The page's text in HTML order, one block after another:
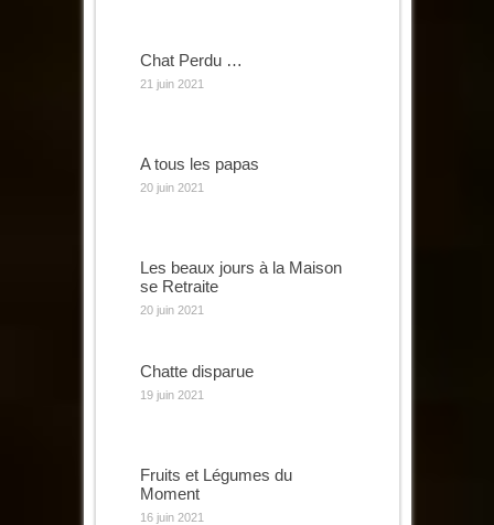
Chat Perdu …
21 juin 2021
A tous les papas
20 juin 2021
Les beaux jours à la Maison
se Retraite
20 juin 2021
Chatte disparue
19 juin 2021
Fruits et Légumes du
Moment
16 juin 2021